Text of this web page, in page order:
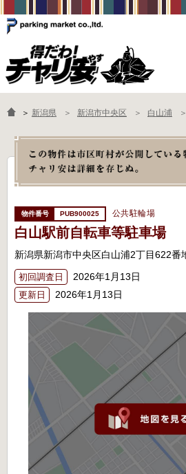
物件一覧
よくあるご質問
＞ 新潟県 新潟市中央区 白山浦
PUB900025 公共駐輪場
白山駅前自転車等駐車場
新潟県新潟市中央区白山浦2丁目622番
初回調査日 2026年1月13日
更新日 2026年1月13日